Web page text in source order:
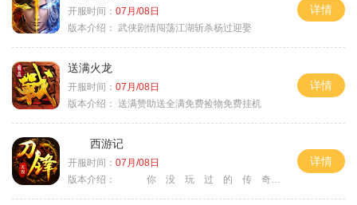
开服时间： 07月/08日
版本介绍： 武侠剧情闯荡江湖斩杀杨过迎娶
详情
送满火龙
开服时间： 07月/08日
版本介绍： 送满赞助送全满免费捡物免费挂机
详情
西游记
开服时间： 07月/08日
版本介绍：
你 没 玩 过 的 传 奇
详情